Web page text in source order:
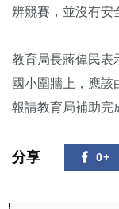
辨競賽，並沒有安
教育局長蔣偉民表
國小圍牆上，應該
報請教育局補助完
分享 0+